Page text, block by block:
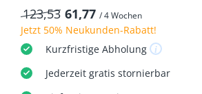
123,53 61,77 / 4 Wochen
Jetzt 50% Neukunden-Rabatt!
KurzfristigeAbholung
Jederzeit gratis stornierbar